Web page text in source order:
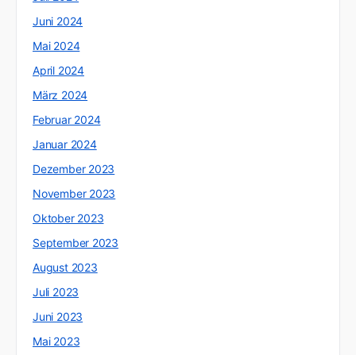
Juni 2024
Mai 2024
April 2024
März 2024
Februar 2024
Januar 2024
Dezember 2023
November 2023
Oktober 2023
September 2023
August 2023
Juli 2023
Juni 2023
Mai 2023